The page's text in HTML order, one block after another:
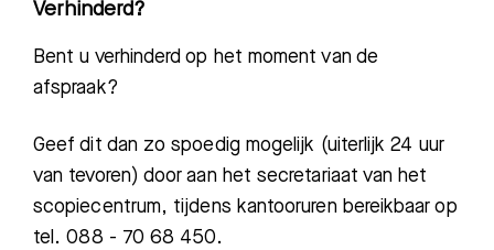
Verhinderd?
Bent u verhinderd op het moment van de
afspraak?
Geef dit dan zo spoedig mogelijk (uiterlijk 24 uur
van tevoren) door aan het secretariaat van het
scopiecentrum, tijdens kantooruren bereikbaar op
tel. 088 - 70 68 450.